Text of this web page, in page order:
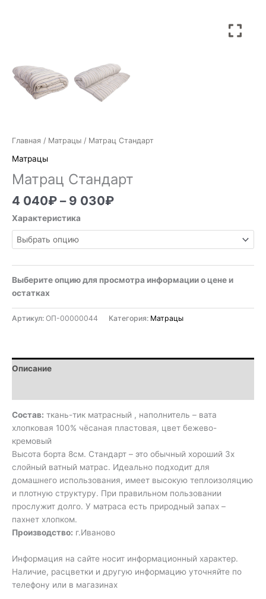
Главная / Матрацы / Матрац Стандарт
Матрацы
Матрац Стандарт
4 040₽ – 9 030₽
Характеристика
Выберите опцию для просмотра информации о цене и
остатках
Артикул: ОП-00000044 Категория: Матрацы
Описание
Состав: ткань-тик матрасный , наполнитель – вата
хлопковая 100% чёсаная пластовая, цвет бежево-
кремовый
Высота борта 8см. Стандарт – это обычный хороший 3х
слойный ватный матрас. Идеально подходит для
домашнего использования, имеет высокую теплоизоляцию
и плотную структуру. При правильном пользовании
прослужит долго. У матраса есть природный запах –
пахнет хлопком.
Производство: г.Иваново
Информация на сайте носит информационный характер.
Наличие, расцветки и другую информацию уточняйте по
телефону или в магазинах